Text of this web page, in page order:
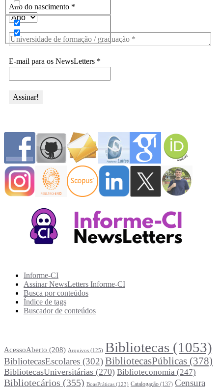
Ano do nascimento *
E-mail para os NewsLetters *
Informe-CI
Assinar NewsLetters Informe-CI
Busca por conteúdos
Índice de tags
Buscador de conteúdos
AcessoAberto (208) Arquivos (125) Bibliotecas (1053)
BibliotecasEscolares (302)BibliotecasPúblicas (378)
BibliotecasUniversitárias (270) Biblioteconomia (247)
Bibliotecários (355) BoasPráticas (123) Catalogação (137) Censura